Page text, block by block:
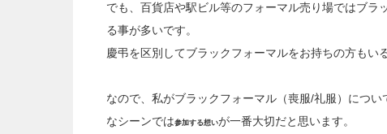
でも、百貨店や駅ビル等のフォーマル売り場ではブ
る事が多いです。
慶弔を区別してブラックフォーマルをお持ちの方もい
なので、私がブラックフォーマル（喪服/礼服）につ
なシーンでは参加する想いが一番大切だと思います。